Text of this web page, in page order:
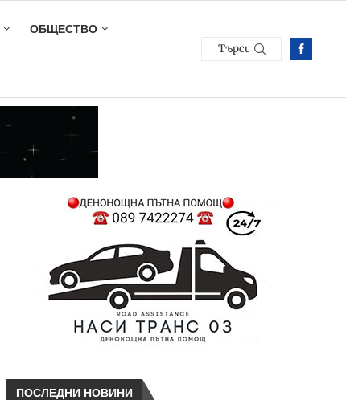
ОБЩЕСТВО
ПОСЛЕДНИ НОВИНИ